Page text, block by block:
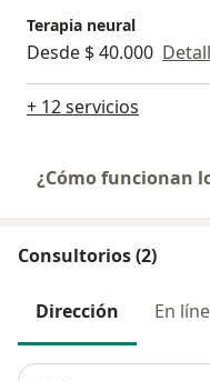
Terapia neural
Desde $ 40.000
+ 12 servicios
¿Cómo funcionan
Consultorios (2)
Dirección En